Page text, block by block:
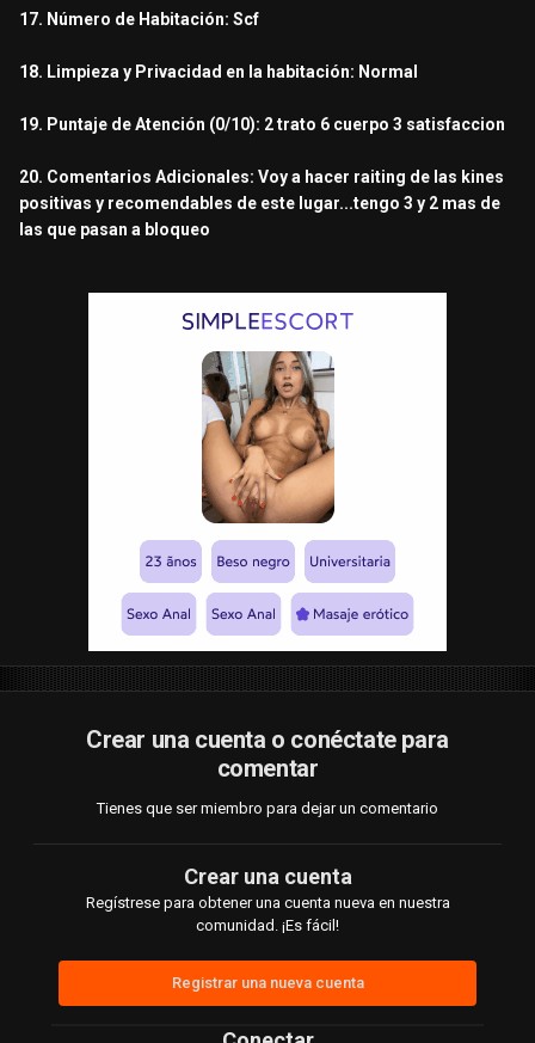
17. Número de Habitación: Scf
18. Limpieza y Privacidad en la habitación: Normal
19. Puntaje de Atención (0/10): 2 trato 6 cuerpo 3 satisfaccion
20. Comentarios Adicionales: Voy a hacer raiting de las kines
positivas y recomendables de este lugar...tengo 3 y 2 mas de
las que pasan a bloqueo
Crear una cuenta o conéctate para
comentar
Tienes que ser miembro para dejar un comentario
Crear una cuenta
Regístrese para obtener una cuenta nueva en nuestra
comunidad. ¡Es fácil!
Registrar una nueva cuenta